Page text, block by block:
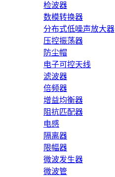
检波器
数模转换器
分布式低噪声放大器
压控振荡器
防尘帽
电子可控天线
滤波器
倍频器
增益均衡器
阻抗匹配器
电感
隔离器
限幅器
微波发生器
微波管